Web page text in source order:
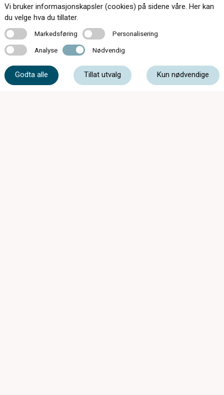
Kontakt oss
Vi bruker informasjonskapsler (cookies) på sidene våre. Her kan
du velge hva du tillater.
MarkedsføringMarkedsføring PersonaliseringPersonalisering
Analyse Analyse Nødvendig Nødvendig
Godta alle Tillat utvalg Kun nødvendige